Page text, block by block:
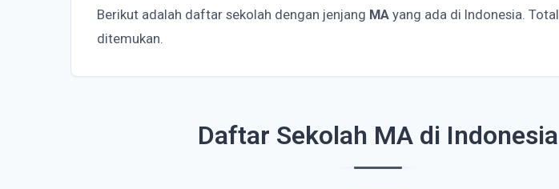
Berikut adalah daftar sekolah dengan jenjang MA yang ada di Indonesia. Total
ditemukan.
Daftar Sekolah MA di Indonesia